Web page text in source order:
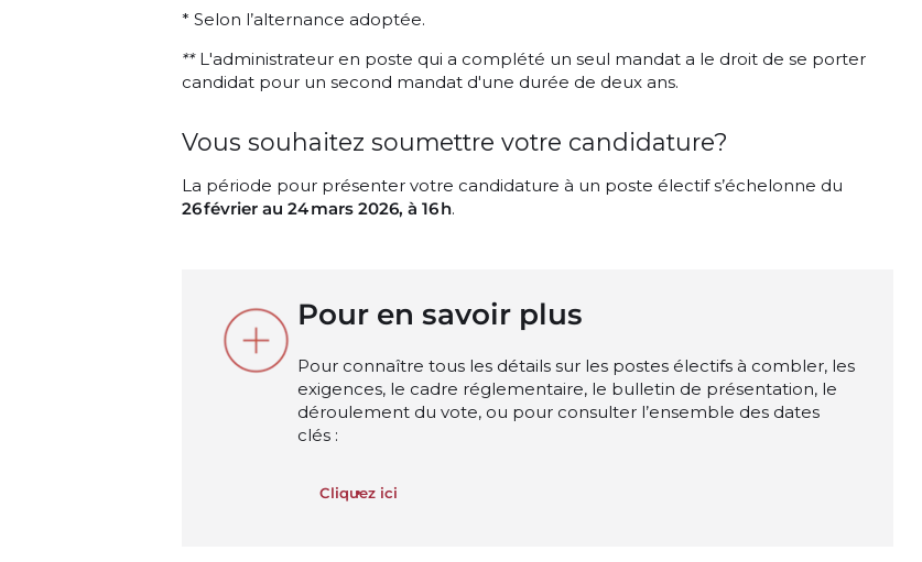
* Selon l’alternance adoptée.
** L'administrateur en poste qui a complété un seul mandat a le droit de se porter
candidat pour un second mandat d'une durée de deux ans.
Vous souhaitez soumettre votre candidature?
La période pour présenter votre candidature à un poste électif s’échelonne du
26 février au 24 mars 2026, à 16 h.
Pour en savoir plus
Pour connaître tous les détails sur les postes électifs à combler, les
exigences, le cadre réglementaire, le bulletin de présentation, le
déroulement du vote, ou pour consulter l’ensemble des dates
clés :
Cliquez ici